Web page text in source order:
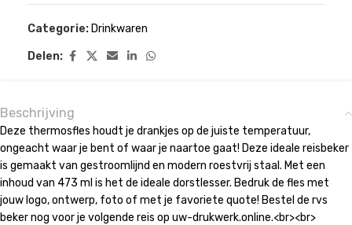
Categorie: Drinkwaren
Delen:
Beschrijving
Deze thermosfles houdt je drankjes op de juiste temperatuur,
ongeacht waar je bent of waar je naartoe gaat! Deze ideale reisbeker
is gemaakt van gestroomlijnd en modern roestvrij staal. Met een
inhoud van 473 ml is het de ideale dorstlesser. Bedruk de fles met
jouw logo, ontwerp, foto of met je favoriete quote! Bestel de rvs
beker nog voor je volgende reis op uw-drukwerk.online.<br><br>